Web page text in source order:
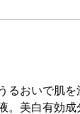
るおいで肌
美白有効